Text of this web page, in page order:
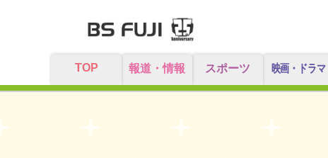
TOP 報道・情報 スポーツ 映画・ドラマ